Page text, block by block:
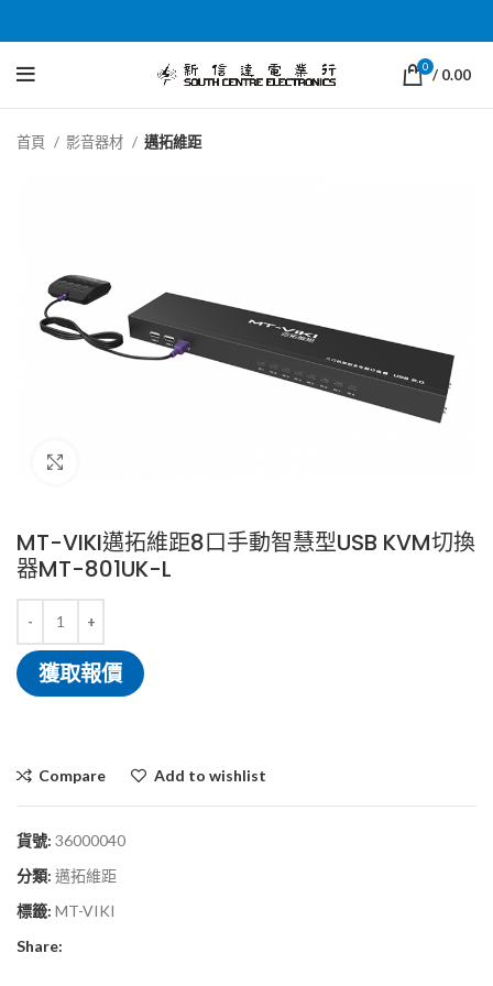
0 / 0.00
首頁 影音器材 邁拓維距
MT-VIKI邁拓維距8口手動智慧型USB KVM切換
器MT-801UK-L
獲取報價
Compare Add to wishlist
貨號: 36000040
分類: 邁拓維距
標籤: MT-VIKI
Share: